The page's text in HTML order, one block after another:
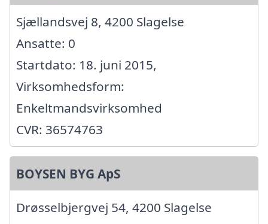
Sjællandsvej 8, 4200 Slagelse
Ansatte: 0
Startdato: 18. juni 2015,
Virksomhedsform:
Enkeltmandsvirksomhed
CVR: 36574763
BOYSEN BYG ApS
Drøsselbjergvej 54, 4200 Slagelse